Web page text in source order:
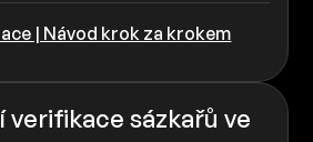
| Návod krok za krokem
verifikace sázkařů ve